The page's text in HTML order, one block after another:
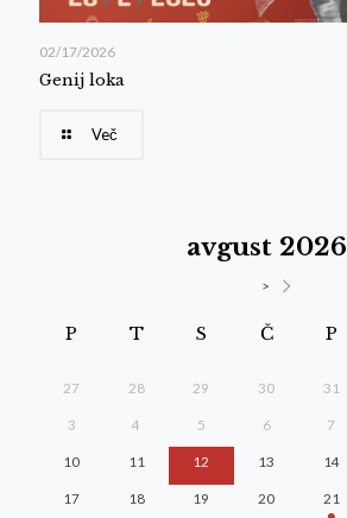
02/17/2026
Genij loka
Več
avgust 2026
>
P T S Č P
27 28 29 30 31
3 4 5 6 7
10 11 12 13 14
17 18 19 20 21